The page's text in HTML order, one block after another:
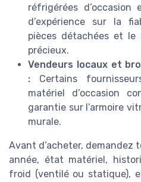
réfrigérées
d’expérience sur la
pièces détachées et le
précieux.
Vendeurs locaux et
: Certains
matériel d’occasion
garantie sur l’armoire
murale.
Avant d’acheter, demandez
année, état matériel,
froid (ventilé ou statique),